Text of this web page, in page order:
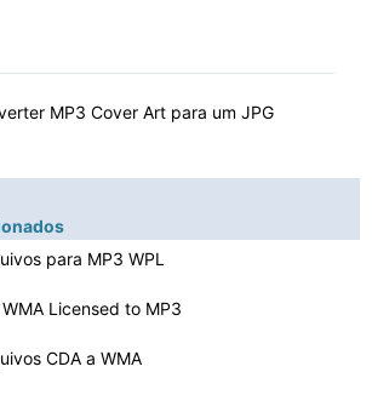
MP3 Cover Art para um JPG
para MP3 WPL
Licensed to MP3
CDA a WMA